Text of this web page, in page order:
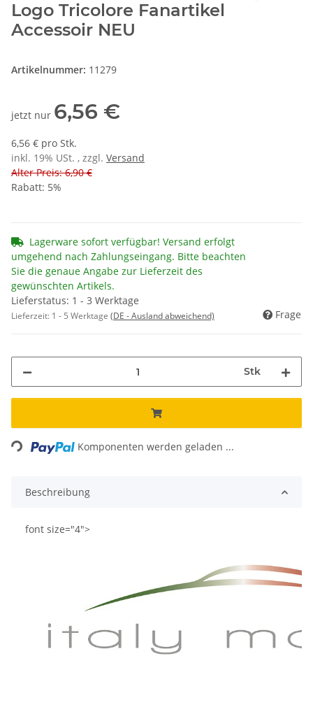
Logo Tricolore Fanartikel
Accessoir NEU
Artikelnummer: 11279
jetzt nur 6,56 €
6,56 € pro Stk.
inkl. 19% USt. , zzgl. Versand
Alter Preis: 6,90 €
Rabatt: 5%
Lagerware sofort verfügbar! Versand erfolgt
umgehend nach Zahlungseingang. Bitte beachten
Sie die genaue Angabe zur Lieferzeit des
gewünschten Artikels.
Lieferstatus: 1 - 3 Werktage
Lieferzeit: 1 - 5 Werktage (DE - Ausland abweichend) Frage
Stk
Loading... Komponenten werden geladen ...
Beschreibung
font size="4">